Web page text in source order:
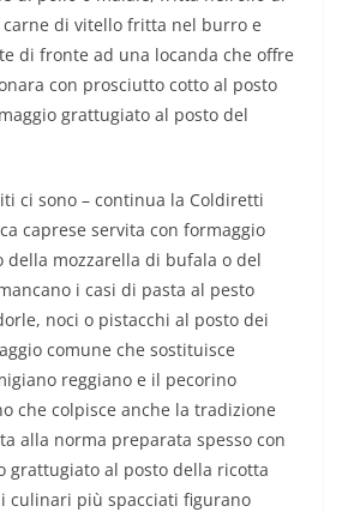
di vitello fritta nel burro e
di fronte ad una locanda che offre
con prosciutto cotto al posto
grattugiato al posto del
ci sono – continua la Coldiretti
caprese servita con formaggio
della mozzarella di bufala o del
i casi di pasta al pesto
noci o pistacchi al posto dei
comune che sostituisce
reggiano e il pecorino
che colpisce anche la tradizione
alla norma preparata spesso con
grattugiato al posto della ricotta
culinari più spacciati figurano